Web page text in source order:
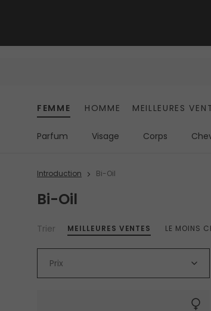
FEMME HOMME MEILLEURES
Parfum Visage Corps
Introduction Bi-Oil
Bi-Oil
Trier MEILLEURES VENTES LE MOINS
Prix